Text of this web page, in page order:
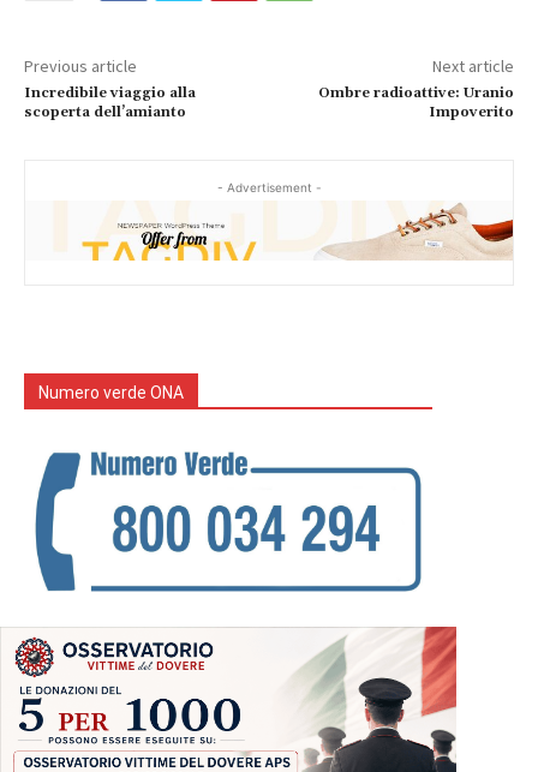
Previous article
Incredibile viaggio alla
scoperta dell’amianto
Next article
Ombre radioattive: Uranio
Impoverito
- Advertisement -
Numero verde ONA